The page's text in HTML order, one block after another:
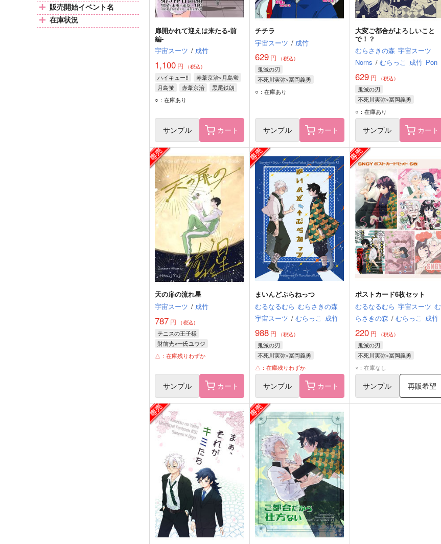
販売開始イベント名
在庫状況
扉開かれて迎えは来たる-前
編-
宇宙スーツ / 成竹
1,100 円 （税込）
ハイキュー!!
赤葦京治×月島蛍
月島蛍
赤葦京治
黒尾鉄朗
○：在庫あり
サンプル カート
チチラ
宇宙スーツ / 成竹
629円 （税込）
鬼滅の刃
不死川実弥×冨岡義勇
冨岡義勇
○：在庫あり
サンプル カート
大変ご都合がよろしいこと
で！？
むらさきの森 宇宙スーツ
Norns / むらっこ 成竹 Pon
629円 （税込）
鬼滅の刃
不死川実弥×冨岡義勇
不死川実弥
○：在庫あり
サンプル カート
天の扉の流れ星
宇宙スーツ / 成竹
787 円 （税込）
テニスの王子様
財前光×一氏ユウジ
一氏ユウジ
財前光
△：在庫残りわずか
サンプル カート
まいんどぷらねっつ
むるなるむら むらさきの森
宇宙スーツ / むらっこ 成竹
988円 （税込）
鬼滅の刃
不死川実弥×冨岡義勇
不死川実弥
冨岡義勇
△：在庫残りわずか
サンプル カート
ポストカード6枚セット
むるなるむら 宇宙スーツ む
らさきの森 / むらっこ 成竹
220円 （税込）
鬼滅の刃
不死川実弥×冨岡義勇
不死川実弥
×：在庫なし
サンプル 再販希望